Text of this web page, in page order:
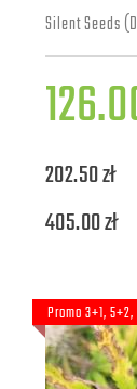
Silent Seeds
202.50 zł
405.00 zł
Promo 3+1,